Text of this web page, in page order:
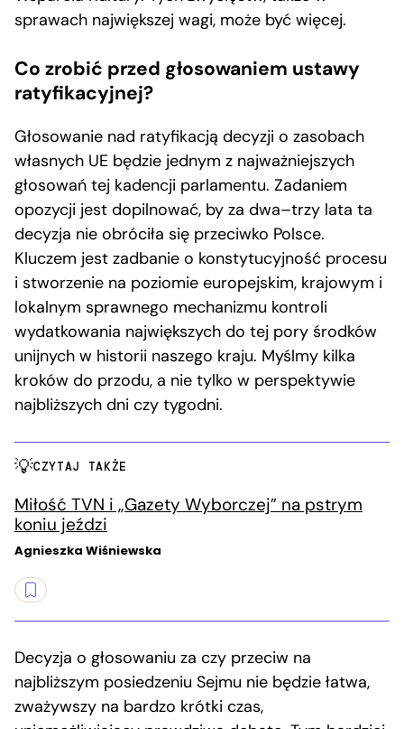
sprawach największej wagi, może być więcej.
Co zrobić przed głosowaniem ustawy
ratyfikacyjnej?
Głosowanie nad ratyfikacją decyzji o zasobach
własnych UE będzie jednym z najważniejszych
głosowań tej kadencji parlamentu. Zadaniem
opozycji jest dopilnować, by za dwa–trzy lata ta
decyzja nie obróciła się przeciwko Polsce.
Kluczem jest zadbanie o konstytucyjność procesu
i stworzenie na poziomie europejskim, krajowym i
lokalnym sprawnego mechanizmu kontroli
wydatkowania największych do tej pory środków
unijnych w historii naszego kraju. Myślmy kilka
kroków do przodu, a nie tylko w perspektywie
najbliższych dni czy tygodni.
CZYTAJ TAKŻE
Miłość TVN i „Gazety Wyborczej” na pstrym
koniu jeździ
Agnieszka Wiśniewska
Decyzja o głosowaniu za czy przeciw na
najbliższym posiedzeniu Sejmu nie będzie łatwa,
zważywszy na bardzo krótki czas,